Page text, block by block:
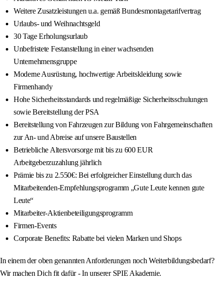
Weitere Zusatzleistungen u.a. gemäß Bundesmontagetarifvertrag
Urlaubs- und Weihnachtsgeld
30 Tage Erholungsurlaub
Unbefristete Festanstellung in einer wachsenden
Unternehmensgruppe
Moderne Ausrüstung, hochwertige Arbeitskleidung sowie
Firmenhandy
Hohe Sicherheitsstandards und regelmäßige Sicherheitsschulungen
sowie Bereitstellung der PSA
Bereitstellung von Fahrzeugen zur Bildung von Fahrgemeinschaften
zur An- und Abreise auf unsere Baustellen
Betriebliche Altersvorsorge mit bis zu 600 EUR
Arbeitgeberzuzahlung jährlich
Prämie bis zu 2.550€: Bei erfolgreicher Einstellung durch das
Mitarbeitenden-Empfehlungsprogramm „Gute Leute kennen gute
Leute“
Mitarbeiter-Aktienbeteiligungsprogramm
Firmen-Events
Corporate Benefits: Rabatte bei vielen Marken und Shops
In einem der oben genannten Anforderungen noch Weiterbildungsbedarf?
Wir machen Dich fit dafür - In unserer SPIE Akademie.